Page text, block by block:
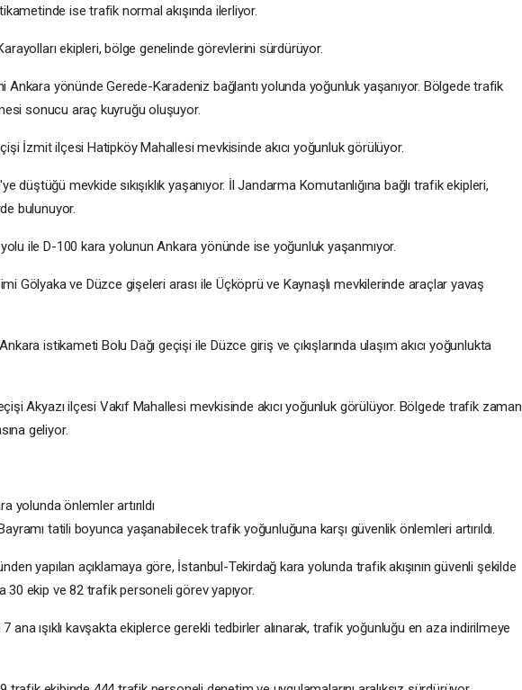
ise trafik normal akışında ilerliyor.
ekipleri, bölge genelinde görevlerini sürdürüyor.
Ankara yönünde Gerede-Karadeniz bağlantı yolunda yoğunluk yaşanıyor. Bölgede trafik
sonucu araç kuyruğu oluşuyor.
İzmit ilçesi Hatipköy Mahallesi mevkisinde akıcı yoğunluk görülüyor.
düştüğü mevkide sıkışıklık yaşanıyor. İl Jandarma Komutanlığına bağlı trafik ekipleri,
bulunuyor.
ile D-100 kara yolunun Ankara yönünde ise yoğunluk yaşanmıyor.
Gölyaka ve Düzce gişeleri arası ile Üçköprü ve Kaynaşlı mevkilerinde araçlar yavaş
istikameti Bolu Dağı geçişi ile Düzce giriş ve çıkışlarında ulaşım akıcı yoğunlukta
Akyazı ilçesi Vakıf Mahallesi mevkisinde akıcı yoğunluk görülüyor. Bölgede trafik zaman
geliyor.
yolunda önlemler artırıldı
tatili boyunca yaşanabilecek trafik yoğunluğuna karşı güvenlik önlemleri artırıldı.
yapılan açıklamaya göre, İstanbul-Tekirdağ kara yolunda trafik akışının güvenli şekilde
30 ekip ve 82 trafik personeli görev yapıyor.
ana ışıklı kavşakta ekiplerce gerekli tedbirler alınarak, trafik yoğunluğu en aza indirilmeye